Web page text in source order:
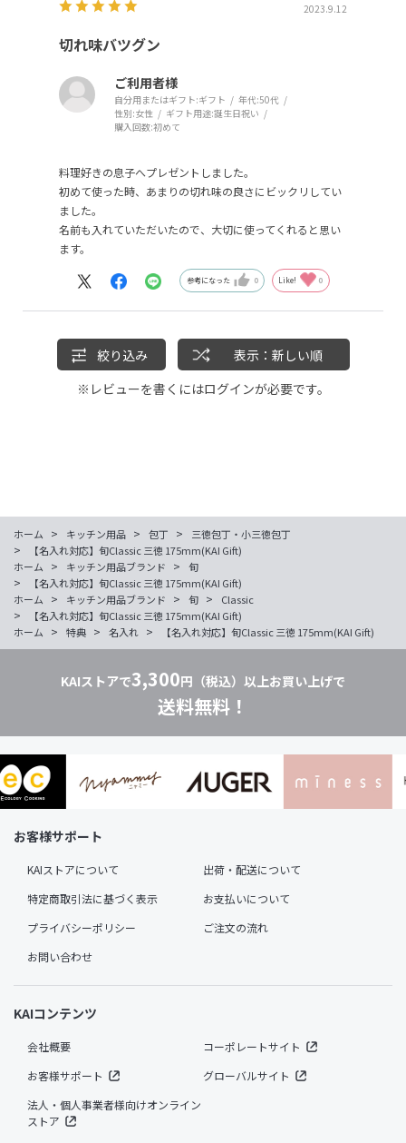
2023.9.12
切れ味バツグン
ご利用者様
自分用またはギフト:ギフト 年代:50代
性別:女性 ギフト用途:誕生日祝い
購入回数:初めて
料理好きの息子へプレゼントしました。
初めて使った時、あまりの切れ味の良さにビックリしてい
ました。
名前も入れていただいたので、大切に使ってくれると思い
ます。
参考になった 0 Like! 0
絞り込み
表示：新しい順
※レビューを書くにはログインが必要です。
ホーム > キッチン用品 > 包丁 > 三徳包丁・小三徳包丁
>
【名入れ対応】旬Classic 三徳 175mm(KAI Gift)
ホーム
> キッチン用品ブランド > 旬
>
【名入れ対応】旬Classic 三徳 175mm(KAI Gift)
ホーム
> キッチン用品ブランド > 旬 > Classic
>
【名入れ対応】旬Classic 三徳 175mm(KAI Gift)
ホーム
> 特典 > 名入れ > 【名入れ対応】旬Classic 三徳 175mm(KAI Gift)
KAIストアで3,300円（税込）以上お買い上げで
送料無料！
お客様サポート
KAIストアについて
出荷・配送について
特定商取引法に基づく表示
お支払いについて
プライバシーポリシー
ご注文の流れ
お問い合わせ
KAIコンテンツ
会社概要
コーポレートサイト
お客様サポート
グローバルサイト
法人・個人事業者様向けオンライン
ストア